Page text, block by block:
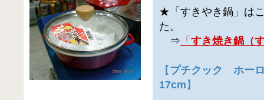
★「すきやき鍋」は
た。
⇒ 「すき焼き鍋（
【 プチクック ホー
17cm 】